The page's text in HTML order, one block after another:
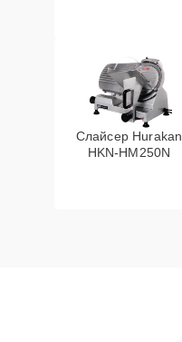
Слайсер Hurakan
HKN-HM250N